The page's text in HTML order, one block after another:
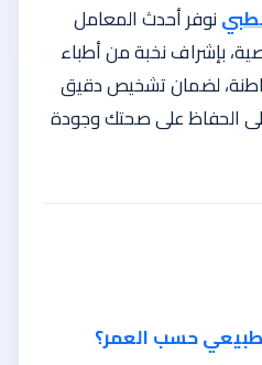
نوفر أحدث المعامل
بإشراف نخبة من أطباء
لضمان تشخيص دقيق
الحفاظ على صحتك وجودة
حسب العمر؟